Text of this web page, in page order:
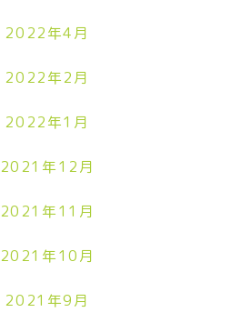
2022年4月
2022年2月
2022年1月
2021年12月
2021年11月
2021年10月
2021年9月